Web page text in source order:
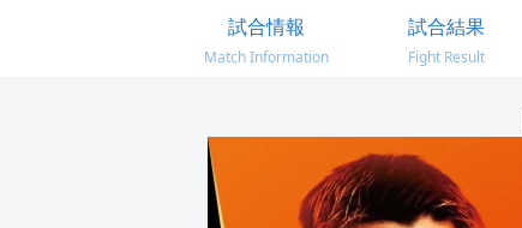
試合情報
Match Information
試合結果
Fight Result